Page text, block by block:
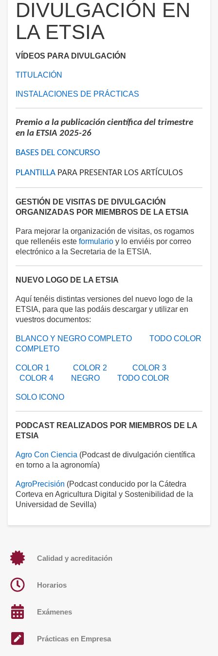
DIVULGACIÓN EN
LA ETSIA
VÍDEOS PARA DIVULGACIÓN
TITULACIÓN
INSTALACIONES DE PRÁCTICAS
Premio a la publicación científica del trimestre
en la ETSIA 2025-26
BASES DEL CONCURSO
PLANTILLA PARA PRESENTAR LOS ARTÍCULOS
GESTIÓN DE VISITAS DE DIVULGACIÓN
ORGANIZADAS POR MIEMBROS DE LA ETSIA
Para mejorar la organización de visitas, os rogamos
que rellenéis este formulario y lo enviéis por correo
electrónico a la Secretaria de la ETSIA.
NUEVO LOGO DE LA ETSIA
Aquí tenéis distintas versiones del nuevo logo de la
ETSIA, para que las podáis descargar y utilizar en
vuestros documentos:
BLANCO Y NEGRO COMPLETO
TODO COLOR
COMPLETO
COLOR 1 COLOR 2
COLOR 3
COLOR 4
NEGRO TODO COLOR
SOLO ICONO
PODCAST REALIZADOS POR MIEMBROS DE LA
ETSIA
Agro Con Ciencia (Podcast de divulgación científica
en torno a la agronomía)
AgroPrecisión (Podcast conducido por la Cátedra
Corteva en Agricultura Digital y Sostenibilidad de la
Universidad de Sevilla)
Calidad y acreditación
Horarios
Exámenes
Prácticas en Empresa